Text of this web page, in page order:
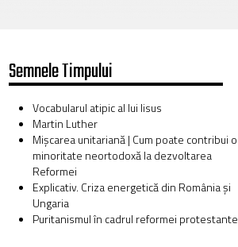
Semnele Timpului
Vocabularul atipic al lui Iisus
Martin Luther
Mișcarea unitariană | Cum poate contribui o
minoritate neortodoxă la dezvoltarea
Reformei
Explicativ. Criza energetică din România și
Ungaria
Puritanismul în cadrul reformei protestante